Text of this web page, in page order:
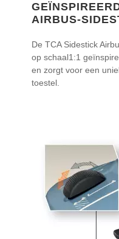
AIRBUS-
De TCA Sidestick
op schaal1:1
en zorgt voor een
toestel.